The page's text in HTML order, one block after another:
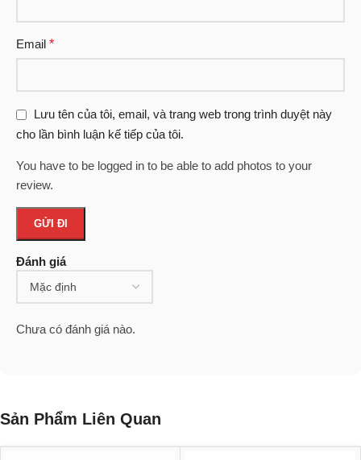
Đánh giá
Chưa có đánh giá nào.
Email *
Lưu tên của tôi, email, và trang web trong trình duyệt này
cho lần bình luận kế tiếp của tôi.
You have to be logged in to be able to add photos to your
review.
Sản Phẩm Liên Quan